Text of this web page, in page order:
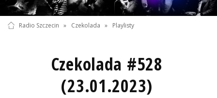
Radio Szczecin » Czekolada » Playlisty
Czekolada #528
(23.01.2023)